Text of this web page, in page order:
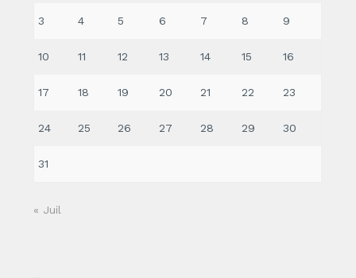
3 4 5 6 7 8 9
10 11 12 13 14 15 16
17 18 19 20 21 22 23
24 25 26 27 28 29 30
31
« Juil